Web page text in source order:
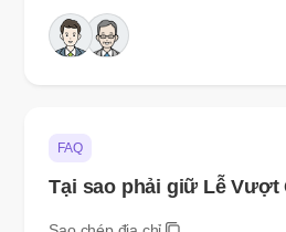
FAQ
Tại sao phải giữ Lễ Vượt